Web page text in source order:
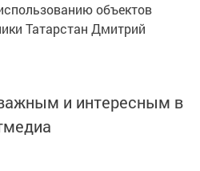
объектов
Татарстан Дмитрий
и интересным в